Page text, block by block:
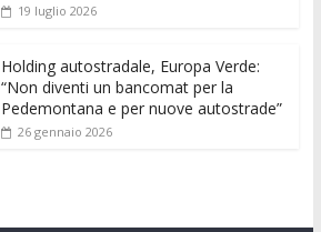
19 luglio 2026
Holding autostradale, Europa Verde:
“Non diventi un bancomat per la
Pedemontana e per nuove autostrade”
26 gennaio 2026